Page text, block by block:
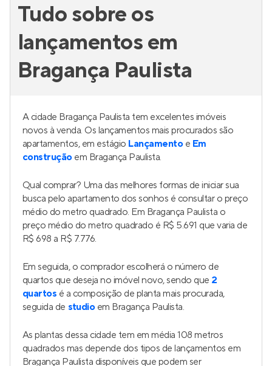
Tudo sobre os
lançamentos em
Bragança Paulista
A cidade Bragança Paulista tem excelentes imóveis
novos à venda. Os lançamentos mais procurados são
apartamentos, em estágio Lançamentoe Em
construção em Bragança Paulista.
Qual comprar? Uma das melhores formas de iniciar sua
busca pelo apartamento dos sonhos é consultar o preço
médio do metro quadrado. Em Bragança Paulista o
preço médio do metro quadrado é R$ 5.691 que varia de
R$ 698 a R$ 7.776.
Em seguida, o comprador escolherá o número de
quartos que deseja no imóvel novo, sendo que 2
quartos é a composição de planta mais procurada,
seguida de studioem Bragança Paulista.
As plantas dessa cidade tem em média 108 metros
quadrados mas depende dos tipos de lançamentos em
Bragança Paulista disponíveis que podem ser